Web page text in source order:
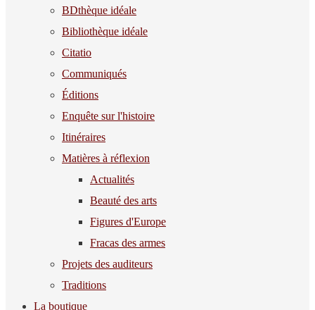
BDthèque idéale
Bibliothèque idéale
Citatio
Communiqués
Éditions
Enquête sur l'histoire
Itinéraires
Matières à réflexion
Actualités
Beauté des arts
Figures d'Europe
Fracas des armes
Projets des auditeurs
Traditions
La boutique